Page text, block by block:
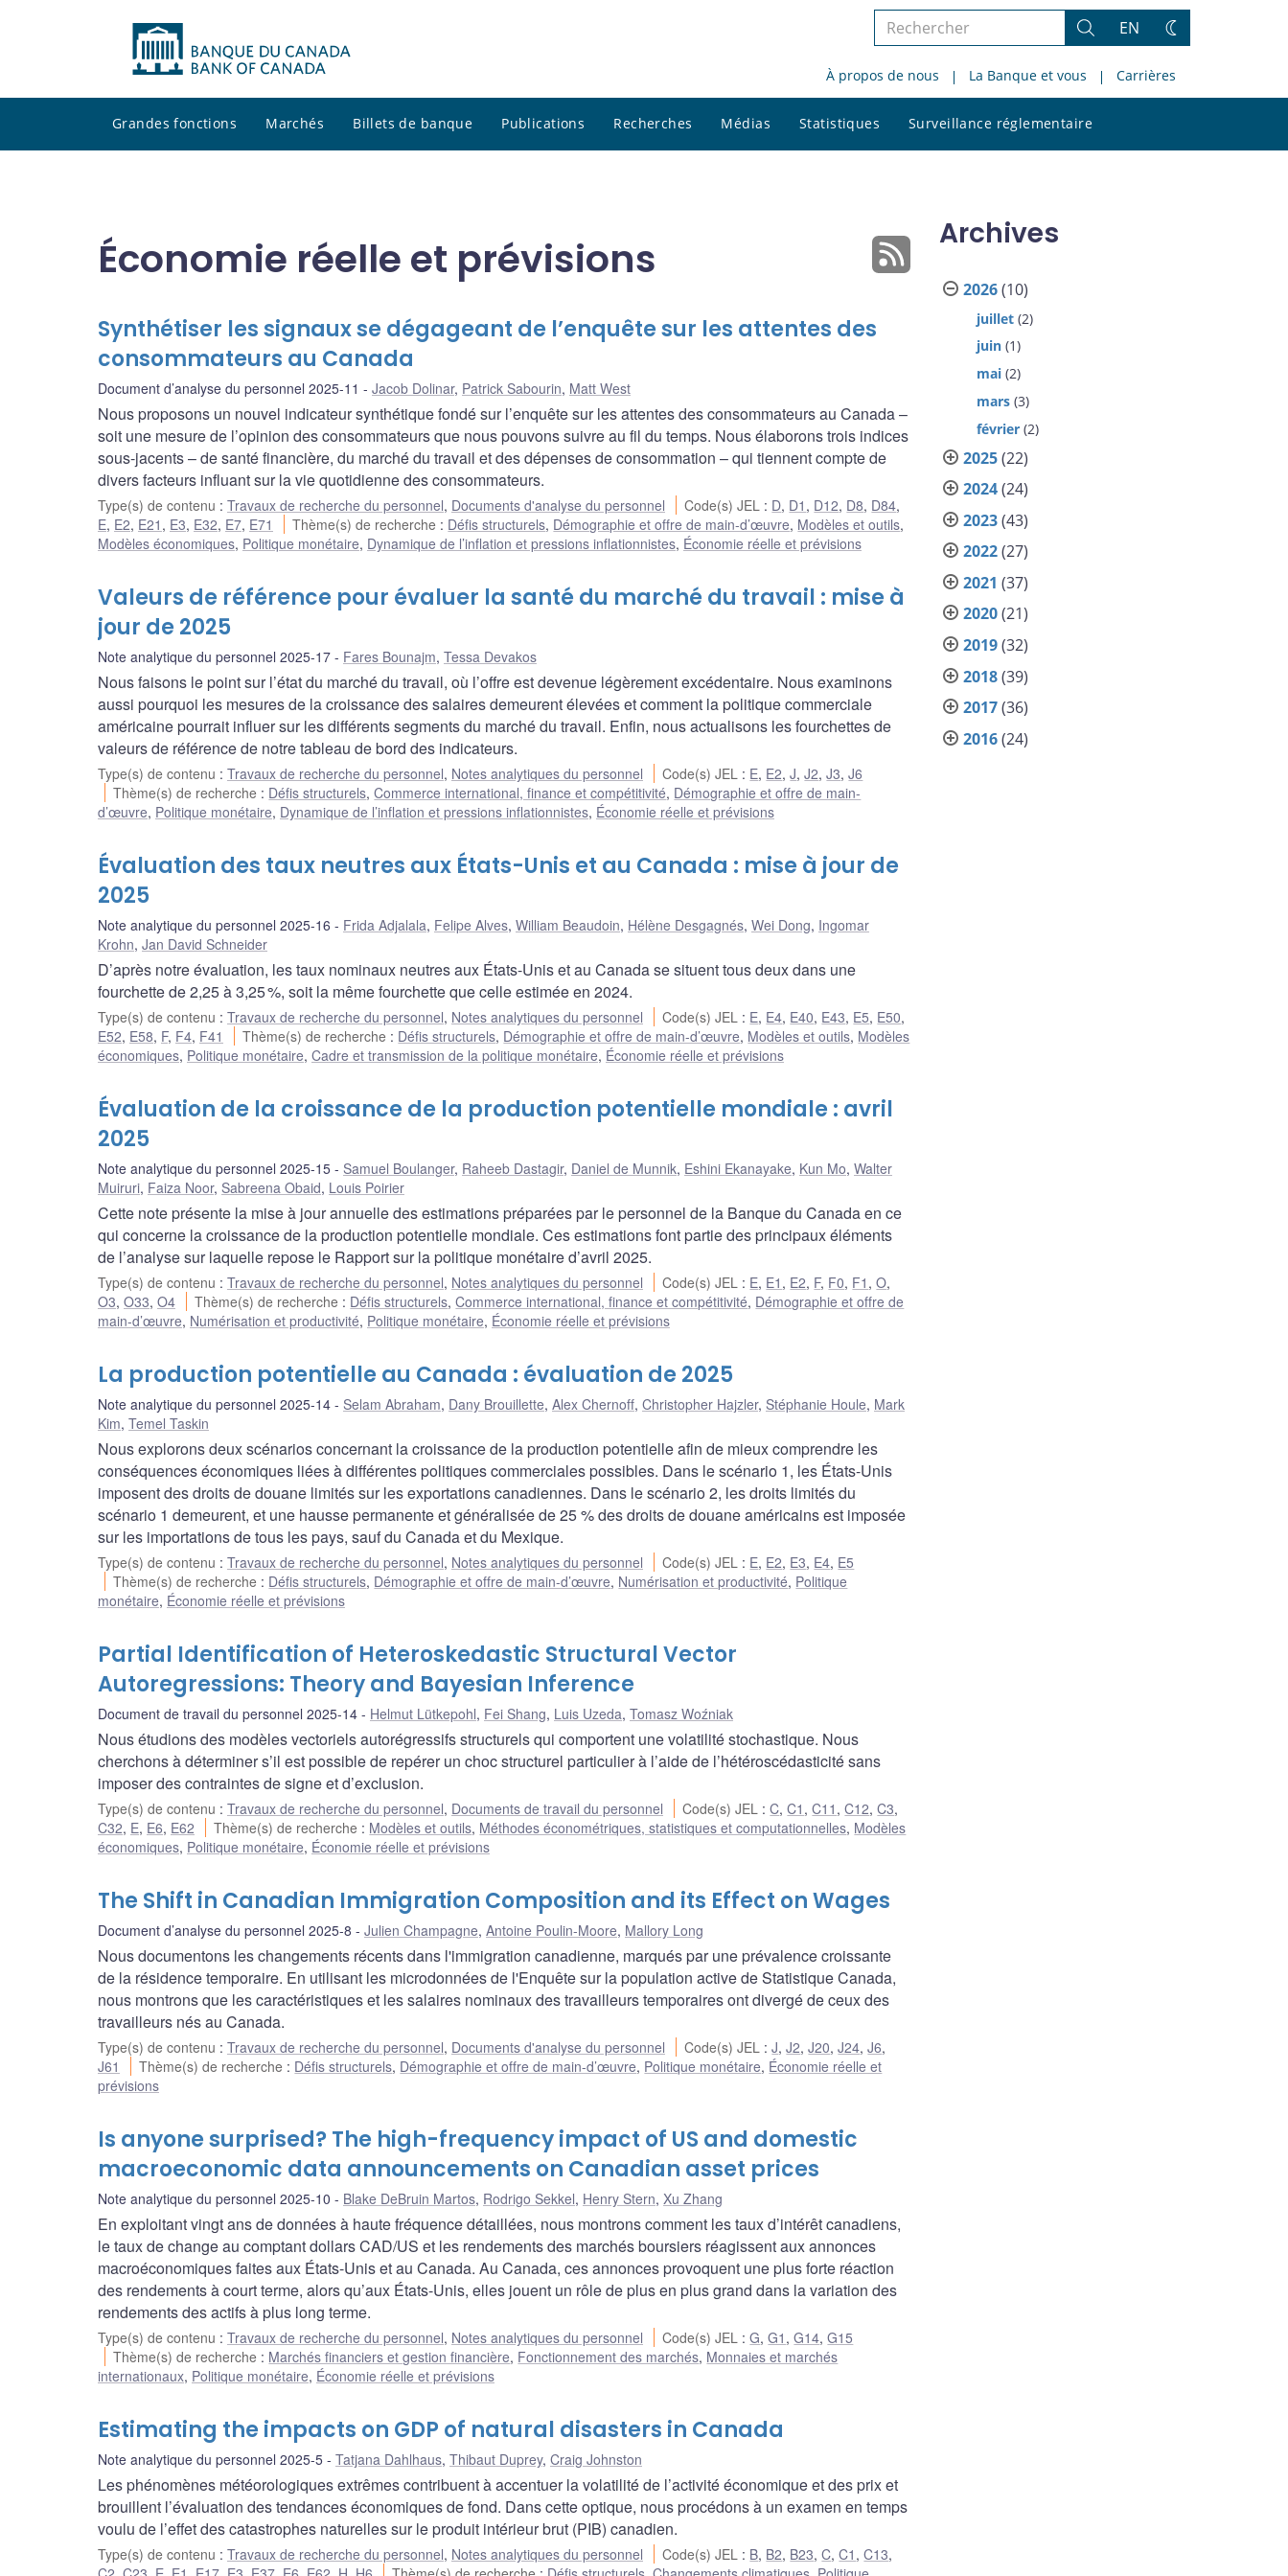
Rechercher
le
site
Rechercher
EN
Changez
thème
À propos de nous La Banque et vous Carrières
Grandes fonctions Marchés Billets de banque Publications Recherches Médias Statistiques Surveillance réglementaire
le
Économie réelle et prévisions
Synthétiser les signaux se dégageant de l’enquête sur les attentes des
consommateurs au Canada
Document d’analyse du personnel 2025-11 Jacob Dolinar, Patrick Sabourin, Matt West
Nous proposons un nouvel indicateur synthétique fondé sur l’enquête sur les attentes des consommateurs au Canada –
soit une mesure de l’opinion des consommateurs que nous pouvons suivre au fil du temps. Nous élaborons trois indices
sous-jacents – de santé financière, du marché du travail et des dépenses de consommation – qui tiennent compte de
divers facteurs influant sur la vie quotidienne des consommateurs.
Type(s) de contenu : Travaux de recherche du personnel, Documents d'analyse du personnel Code(s) JEL : D, D1 , D12, D8, D84,
E, E2, E21 , E3, E32, E7, E71 Thème(s) de recherche : Défis structurels, Démographie et offre de main-d’œuvre, Modèles et outils,
Modèles économiques, Politique monétaire, Dynamique de l’inflation et pressions inflationnistes, Économie réelle et prévisions
Valeurs de référence pour évaluer la santé du marché du travail : mise à
jour de 2025
Note analytique du personnel 2025-17 Fares Bounajm, Tessa Devakos
Nous faisons le point sur l’état du marché du travail, où l’offre est devenue légèrement excédentaire. Nous examinons
aussi pourquoi les mesures de la croissance des salaires demeurent élevées et comment la politique commerciale
américaine pourrait influer sur les différents segments du marché du travail. Enfin, nous actualisons les fourchettes de
valeurs de référence de notre tableau de bord des indicateurs.
Type(s) de contenu : Travaux de recherche du personnel, Notes analytiques du personnel Code(s) JEL : E, E2,J,J2,J3,J6
Thème(s) de recherche : Défis structurels,Commerce international, finance et compétitivité, Démographie et offre de main-
d’œuvre, Politique monétaire, Dynamique de l’inflation et pressions inflationnistes, Économie réelle et prévisions
Évaluation des taux neutres aux États-Unis et au Canada : mise à jour de
2025
Note analytique du personnel 2025-16 Frida Adjalala, Felipe Alves, William Beaudoin, Hélène Desgagnés, Wei Dong, Ingomar
Krohn, Jan David Schneider
D’après notre évaluation, les taux nominaux neutres aux États-Unis et au Canada se situent tous deux dans une
fourchette de 2,25 à 3,25 %, soit la même fourchette que celle estimée en 2024.
Type(s) de contenu : Travaux de recherche du personnel, Notes analytiques du personnel Code(s) JEL : E, E4, E40, E43, E5, E50,
E52, E58, F, F4, F41 Thème(s) de recherche : Défis structurels, Démographie et offre de main-d’œuvre, Modèles et outils, Modèles
économiques, Politique monétaire, Cadre et transmission de la politique monétaire, Économie réelle et prévisions
Évaluation de la croissance de la production potentielle mondiale : avril
2025
Note analytique du personnel 2025-15 Samuel Boulanger, Raheeb Dastagir, Daniel de Munnik, Eshini Ekanayake, Kun Mo, Walter
Muiruri, Faiza Noor, Sabreena Obaid, Louis Poirier
Cette note présente la mise à jour annuelle des estimations préparées par le personnel de la Banque du Canada en ce
qui concerne la croissance de la production potentielle mondiale. Ces estimations font partie des principaux éléments
de l’analyse sur laquelle repose le Rapport sur la politique monétaire d’avril 2025.
Type(s) de contenu : Travaux de recherche du personnel, Notes analytiques du personnel Code(s) JEL : E, E1 , E2, F, F0, F1 ,O,
O3, O33, O4 Thème(s) de recherche : Défis structurels,Commerce international, finance et compétitivité, Démographie et offre de
main-d’œuvre, Numérisation et productivité, Politique monétaire, Économie réelle et prévisions
La production potentielle au Canada : évaluation de 2025
Note analytique du personnel 2025-14 Selam Abraham, Dany Brouillette, Alex Chernoff, Christopher Hajzler, Stéphanie Houle, Mark
Kim, Temel Taskin
Nous explorons deux scénarios concernant la croissance de la production potentielle afin de mieux comprendre les
conséquences économiques liées à différentes politiques commerciales possibles. Dans le scénario 1, les États-Unis
imposent des droits de douane limités sur les exportations canadiennes. Dans le scénario 2, les droits limités du
scénario 1 demeurent, et une hausse permanente et généralisée de 25 % des droits de douane américains est imposée
sur les importations de tous les pays, sauf du Canada et du Mexique.
Type(s) de contenu : Travaux de recherche du personnel, Notes analytiques du personnel Code(s) JEL : E, E2, E3, E4, E5
Thème(s) de recherche : Défis structurels, Démographie et offre de main-d’œuvre, Numérisation et productivité, Politique
monétaire, Économie réelle et prévisions
Partial Identification of Heteroskedastic Structural Vector
Autoregressions: Theory and Bayesian Inference
Document de travail du personnel 2025-14 Helmut Lütkepohl, Fei Shang, Luis Uzeda, Tomasz Woźniak
Nous étudions des modèles vectoriels autorégressifs structurels qui comportent une volatilité stochastique. Nous
cherchons à déterminer s’il est possible de repérer un choc structurel particulier à l’aide de l’hétéroscédasticité sans
imposer des contraintes de signe et d’exclusion.
Type(s) de contenu : Travaux de recherche du personnel, Documents de travail du personnel Code(s) JEL :C,C1 ,C11 ,C12,C3,
C32, E, E6, E62 Thème(s) de recherche : Modèles et outils, Méthodes économétriques, statistiques et computationnelles, Modèles
économiques, Politique monétaire, Économie réelle et prévisions
The Shift in Canadian Immigration Composition and its Effect on Wages
Document d’analyse du personnel 2025-8 Julien Champagne, Antoine Poulin-Moore, Mallory Long
Nous documentons les changements récents dans l'immigration canadienne, marqués par une prévalence croissante
de la résidence temporaire. En utilisant les microdonnées de l'Enquête sur la population active de Statistique Canada,
nous montrons que les caractéristiques et les salaires nominaux des travailleurs temporaires ont divergé de ceux des
travailleurs nés au Canada.
Type(s) de contenu : Travaux de recherche du personnel, Documents d'analyse du personnel Code(s) JEL :J,J2,J20,J24,J6,
J61
Thème(s) de recherche : Défis structurels, Démographie et offre de main-d’œuvre, Politique monétaire, Économie réelle et
prévisions
Is anyone surprised? The high-frequency impact of US and domestic
macroeconomic data announcements on Canadian asset prices
Note analytique du personnel 2025-10 Blake DeBruin Martos, Rodrigo Sekkel, Henry Stern, Xu Zhang
En exploitant vingt ans de données à haute fréquence détaillées, nous montrons comment les taux d’intérêt canadiens,
le taux de change au comptant dollars CAD/US et les rendements des marchés boursiers réagissent aux annonces
macroéconomiques faites aux États-Unis et au Canada. Au Canada, ces annonces provoquent une plus forte réaction
des rendements à court terme, alors qu’aux États-Unis, elles jouent un rôle de plus en plus grand dans la variation des
rendements des actifs à plus long terme.
Type(s) de contenu : Travaux de recherche du personnel, Notes analytiques du personnel Code(s) JEL :G,G1 ,G14,G15
Thème(s) de recherche : Marchés financiers et gestion financière, Fonctionnement des marchés, Monnaies et marchés
internationaux, Politique monétaire, Économie réelle et prévisions
Estimating the impacts on GDP of natural disasters in Canada
Note analytique du personnel 2025-5 Tatjana Dahlhaus, Thibaut Duprey, Craig Johnston
Les phénomènes météorologiques extrêmes contribuent à accentuer la volatilité de l’activité économique et des prix et
brouillent l’évaluation des tendances économiques de fond. Dans cette optique, nous procédons à un examen en temps
voulu de l’effet des catastrophes naturelles sur le produit intérieur brut (PIB) canadien.
Type(s) de contenu : Travaux de recherche du personnel, Notes analytiques du personnel Code(s) JEL : B, B2, B23,C,C1 ,C13,
Archives
2026(10)
juillet (2)
juin (1)
mai (2)
mars (3)
février (2)
2025(22)
2024(24)
2023(43)
2022(27)
2021 (37)
2020(21)
2019(32)
2018(39)
2017(36)
2016(24)